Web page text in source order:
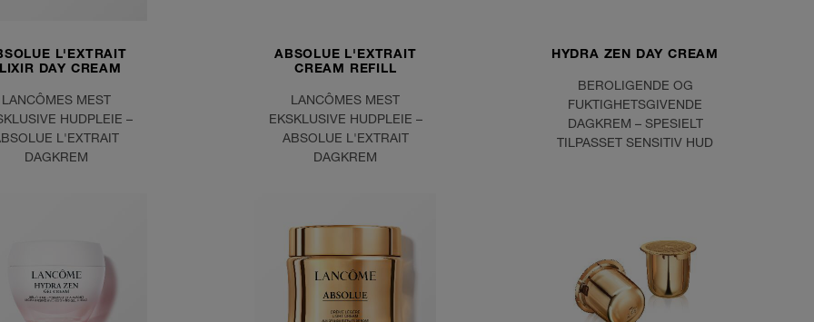
L'EXTRAIT
DAY CREAM
LANCÔMES MEST
HUDPLEIE –
L'EXTRAIT
DAGKREM
ABSOLUE L'EXTRAIT
CREAM REFILL
LANCÔMES MEST
EKSKLUSIVE HUDPLEIE –
ABSOLUE L'EXTRAIT
DAGKREM
HYDRA ZEN DAY CREAM
BEROLIGENDE OG
FUKTIGHETSGIVENDE
DAGKREM – SPESIELT
TILPASSET SENSITIV HUD